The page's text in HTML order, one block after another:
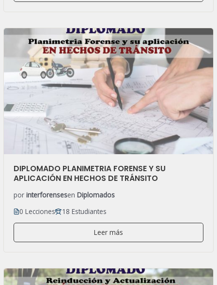
DIPLOMADO PLANIMETRIA FORENSE Y SU
APLICACIÓN EN HECHOS DE TRÁNSITO
por interforensesen Diplomados
0 Lecciones
18 Estudiantes
Leer más